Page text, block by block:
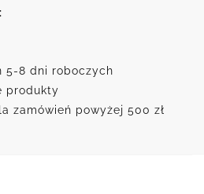
5-8 dni roboczych
produkty
zamówień powyżej 500 zł